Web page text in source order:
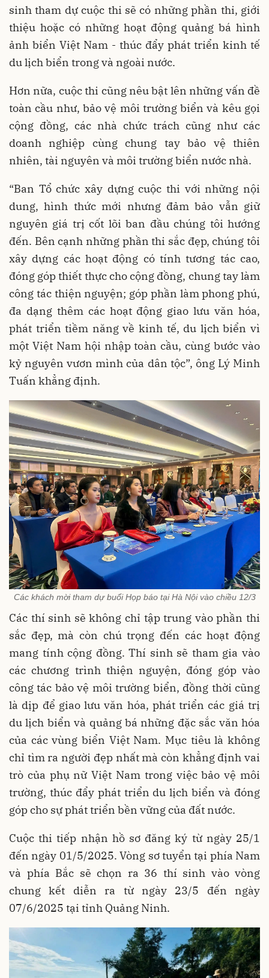
sinh tham dự cuộc thi sẽ có những phần thi, giới
thiệu hoặc có những hoạt động quảng bá hình
ảnh biển Việt Nam - thúc đẩy phát triển kinh tế
du lịch biển trong và ngoài nước.
Hơn nữa, cuộc thi cũng nêu bật lên những vấn đề
toàn cầu như, bảo vệ môi trường biển và kêu gọi
cộng đồng, các nhà chức trách cũng như các
doanh nghiệp cùng chung tay bảo vệ thiên
nhiên, tài nguyên và môi trường biển nước nhà.
“Ban Tổ chức xây dựng cuộc thi với những nội
dung, hình thức mới nhưng đảm bảo vẫn giữ
nguyên giá trị cốt lõi ban đầu chúng tôi hướng
đến. Bên cạnh những phần thi sắc đẹp, chúng tôi
xây dựng các hoạt động có tính tương tác cao,
đóng góp thiết thực cho cộng đồng, chung tay làm
công tác thiện nguyện; góp phần làm phong phú,
đa dạng thêm các hoạt động giao lưu văn hóa,
phát triển tiềm năng về kinh tế, du lịch biển vì
một Việt Nam hội nhập toàn cầu, cùng bước vào
kỷ nguyên vươn mình của dân tộc”, ông Lý Minh
Tuấn khẳng định.
Các khách mời tham dự buổi Họp báo tại Hà Nội vào chiều 12/3
Các thí sinh sẽ không chỉ tập trung vào phần thi
sắc đẹp, mà còn chú trọng đến các hoạt động
mang tính cộng đồng. Thí sinh sẽ tham gia vào
các chương trình thiện nguyện, đóng góp vào
công tác bảo vệ môi trường biển, đồng thời cũng
là dịp để giao lưu văn hóa, phát triển các giá trị
du lịch biển và quảng bá những đặc sắc văn hóa
của các vùng biển Việt Nam. Mục tiêu là không
chỉ tìm ra người đẹp nhất mà còn khẳng định vai
trò của phụ nữ Việt Nam trong việc bảo vệ môi
trường, thúc đẩy phát triển du lịch biển và đóng
góp cho sự phát triển bền vững của đất nước.
Cuộc thi tiếp nhận hồ sơ đăng ký từ ngày 25/1
đến ngày 01/5/2025. Vòng sơ tuyển tại phía Nam
và phía Bắc sẽ chọn ra 36 thí sinh vào vòng
chung kết diễn ra từ ngày 23/5 đến ngày
07/6/2025 tại tỉnh Quảng Ninh.